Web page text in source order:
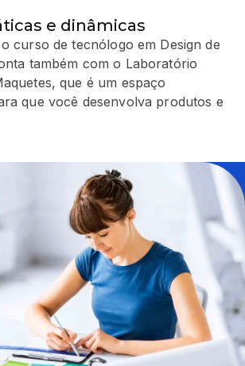
e dinâmicas
curso de tecnólogo em Design de
também com o Laboratório
que é um espaço
que você desenvolva produtos e